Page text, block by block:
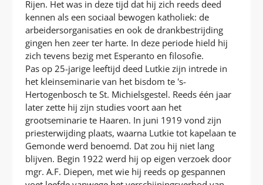
Rijen. Het was in deze tijd dat hij zich reeds deed
kennen als een sociaal bewogen katholiek: de
arbeidersorganisaties en ook de drankbestrijding
gingen hen zeer ter harte. In deze periode hield hij
zich tevens bezig met Esperanto en filosofie.
Pas op 25-jarige leeftijd deed Lutkie zijn intrede in
het kleinseminarie van het bisdom te 's-
Hertogenbosch te St. Michielsgestel. Reeds één jaar
later zette hij zijn studies voort aan het
grootseminarie te Haaren. In juni 1919 vond zijn
priesterwijding plaats, waarna Lutkie tot kapelaan te
Gemonde werd benoemd. Dat zou hij niet lang
blijven. Begin 1922 werd hij op eigen verzoek door
mgr. A.F. Diepen, met wie hij reeds op gespannen